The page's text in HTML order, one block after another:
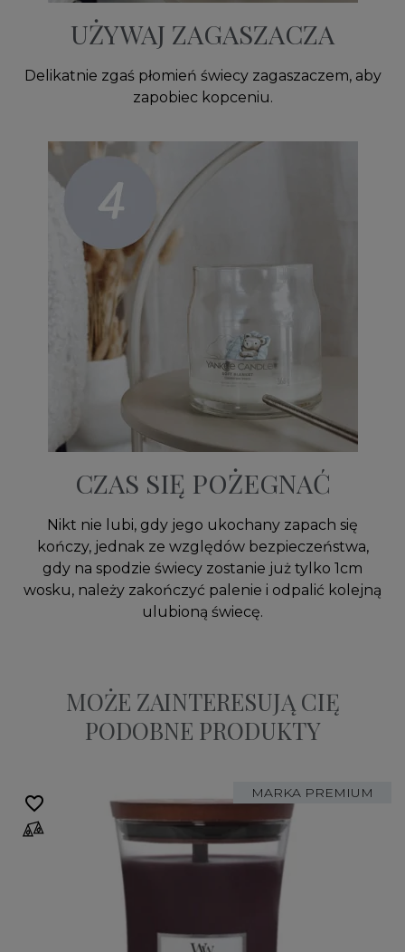
UŻYWAJ ZAGASZACZA
Delikatnie zgaś płomień świecy zagaszaczem, aby
zapobiec kopceniu.
CZAS SIĘ POŻEGNAĆ
Nikt nie lubi, gdy jego ukochany zapach się
kończy, jednak ze względów bezpieczeństwa,
gdy na spodzie świecy zostanie już tylko 1cm
wosku, należy zakończyć palenie i odpalić kolejną
ulubioną świecę.
MOŻE ZAINTERESUJĄ CIĘ
PODOBNE PRODUKTY
MARKA PREMIUM
favorite_border